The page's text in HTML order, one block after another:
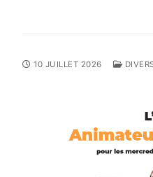
10 JUILLET 2026